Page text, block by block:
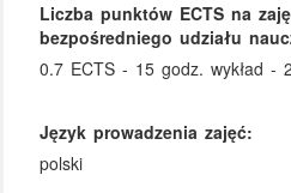
Liczba punktów ECTS na
bezpośredniego udziału
0.7 ECTS - 15 godz. wykład -
Język prowadzenia zajęć:
polski